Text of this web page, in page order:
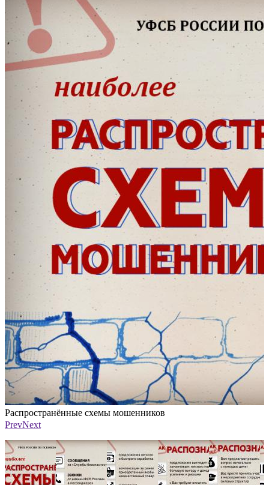
Распространённые схемы мошенников
Фото: ПАИ
PrevNext